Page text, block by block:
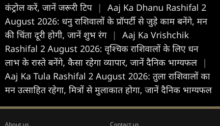
कंट्रोल करें, जानें जरूरी टिप |
Aaj Ka Dhanu Rashifal 2
August 2026: धनु राशिवालों के प्रॉपर्टी से जुड़े काम बनेंगे, मन
की चिंता दूरी होगी, जानें शुभ रंग |
Aaj Ka Vrishchik
Rashifal 2 August 2026: वृश्चिक राशिवालों के लिए धन
लाभ के रास्ते बनेंगे, कैसा रहेगा व्यापार, जानें दैनिक भाग्यफल |
Aaj Ka Tula Rashifal 2 August 2026: तुला राशिवालों का
मन उत्साहित रहेगा, मित्रों से मुलाकात होगा, जानें दैनिक भाग्यफल
About us Contact us